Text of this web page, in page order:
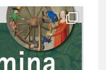
22